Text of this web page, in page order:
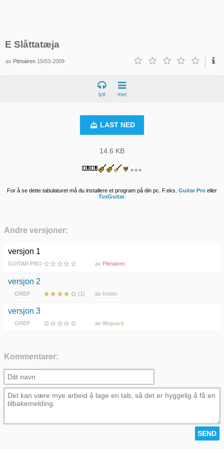
E Slåttatæja
av Pitmairen 15/03-2009
lytt mer
LAST NED
14.6 KB
+++
For å se dette tabulaturet må du installere et program på din pc. F.eks. Guitar Pro eller
TuxGuitar.
Andre versjoner:
versjon 1
GUITAR PRO av Pitmairen
versjon 2
GREP (1) av Knitter
versjon 3
GREP av lilleguard
Kommentarer: